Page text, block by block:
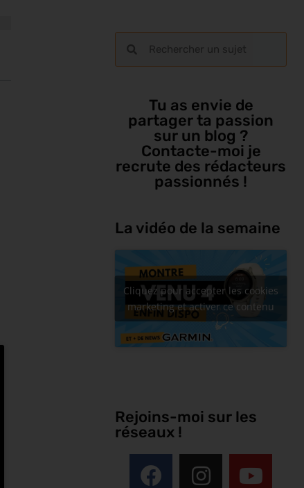
Tu as envie de
partager ta passion
sur un blog ?
Contacte-moi je
recrute des rédacteurs
passionnés !
La vidéo de la semaine
Cliquez pour accepter les cookies
marketing et activer ce contenu
Rejoins-moi sur les
réseaux !